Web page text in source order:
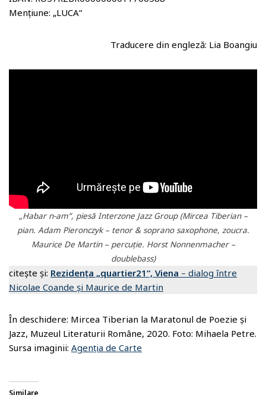
Mențiune: „LUCA“
Traducere din engleză: Lia Boangiu
„Habar n-am”, piesă Interzone Jazz Group (Mircea Tiberian –
pian. Adam Pieronczyk–tenor & soprano saxophone, zoucra.
Maurice De Martin –percuție. Horst Nonnenmacher –
doublebass)
citește și: Rezidenţa „quartier21“, Viena – dialog între
Nicolae Coande și Maurice de Martin
În deschidere: Mircea Tiberian la Maratonul de Poezie și
Jazz, Muzeul Literaturii Române, 2020. Foto: Mihaela Petre.
Sursa imaginii: Agenția de Carte
Similare